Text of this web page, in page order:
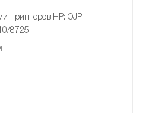
принтеров HP: OJP
8725